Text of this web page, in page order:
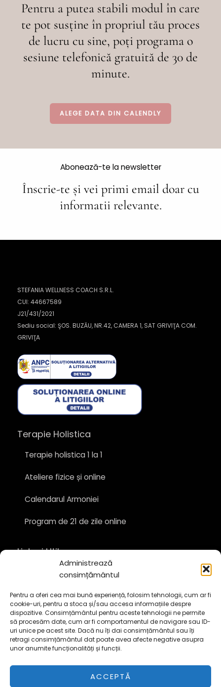
Administrează
consimțământul
Pentru a oferi cea mai bună experiență, folosim tehnologii, cum ar fi
cookie-uri, pentru a stoca și/sau accesa informațiile despre
dispozitive. Consimțământul pentru aceste tehnologii ne permite
să procesăm date, cum ar fi comportamentul de navigare sau ID-
uri unice pe acest site. Dacă nu îți dai consimțământul sau îți
retragi consimțământul dat poate avea afecte negative asupra
unor anumite funcționalități și funcții.
ACCEPTĂ
Pentru a putea stabili modul în care
te pot susține în propriul tău proces
de lucru cu sine, poți programa o
sesiune telefonică gratuită de 30 de
minute.
ALEGE DATA DIN CALENDLY
Abonează-te la newsletter
Înscrie-te și vei primi email doar cu
informatii relevante.
STEFANIA WELLNESS COACH S.R.L.
CUI: 44667589
J21/431/2021
Sediu social: ŞOS. BUZĂU, NR.42, CAMERA 1, SAT GRIVIŢA COM.
GRIVIŢA
Terapie Holistica
Terapie holistica 1 la 1
Ateliere fizice și online
Calendarul Armoniei
Program de 21 de zile online
Linkuri Utile
Contact
Politică cookie-uri (UE)
Termeni și condiții